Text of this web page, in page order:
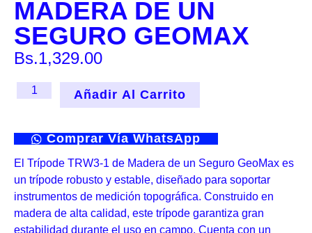
MADERA DE UN
SEGURO GEOMAX
Bs.1,329.00
Añadir Al Carrito
Comprar Vía WhatsApp
El Trípode TRW3-1 de Madera de un Seguro GeoMax es
un trípode robusto y estable, diseñado para soportar
instrumentos de medición topográfica. Construido en
madera de alta calidad, este trípode garantiza gran
estabilidad durante el uso en campo. Cuenta con un